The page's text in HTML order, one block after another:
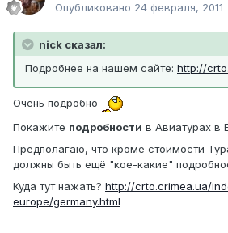
Опубликовано 24 февраля, 2011
nick сказал:
Подробнее на нашем сайте: http://
Очень подробно
Покажите подробности в Авиатурах в
Предполагаю, что кроме стоимости
должны быть ещё "кое-какие"
Куда тут нажать? http://crto.crimea.ua/
europe/germany.html